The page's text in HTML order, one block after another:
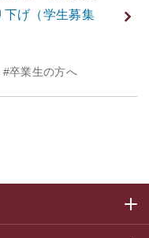
下げ（学生募集
#卒業生の方へ
サブメニ